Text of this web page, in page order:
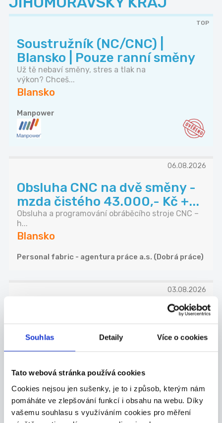
Souhlas Detaily Více o cookies
Tato webová stránka používá cookies
Cookies nejsou jen sušenky, je to i způsob, kterým nám
pomáháte ve zlepšování funkcí i obsahu na webu. Díky
vašemu souhlasu s využíváním cookies pro měření
TOP
Soustružník (NC/CNC) |
Blansko | Pouze ranní směny
Už tě nebaví směny, stres a tlak na
výkon? Chceš...
Blansko
Manpower
06.08.2026
Obsluha CNC na dvě směny -
mzda čistého 43.000,- Kč +...
Obsluha a programování obráběcího stroje CNC –
h...
Blansko
Personal fabric - agentura práce a.s. (Dobrá práce)
03.08.2026
Pomocný/á síla firemního
- mytí nádobí, pracovních ploch a podlah - obslu...
Blansko
GTH catering a.s. (Dobrá práce)
01.08.2026